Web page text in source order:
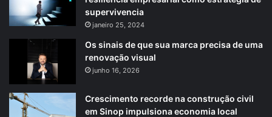
supervivencia
janeiro 25, 2024
Os sinais de que sua marca precisa de uma
renovação visual
junho 16, 2026
Crescimento recorde na construção civil
em Sinop impulsiona economia local